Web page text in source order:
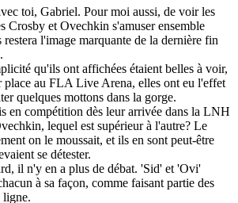
toi, Gabriel. Pour moi aussi, de voir les
Crosby et Ovechkin s'amuser ensemble
l'image marquante de la dernière fin
qu'ils ont affichées étaient belles à voir,
place au FLA Live Arena, elles ont eu l'effet
quelques mottons dans la gorge.
en compétition dès leur arrivée dans la LNH
lequel est supérieur à l'autre? Le
on le moussait, et ils en sont peut-être
se détester.
il n'y en a plus de débat. 'Sid' et 'Ovi'
à sa façon, comme faisant partie des
ligne.